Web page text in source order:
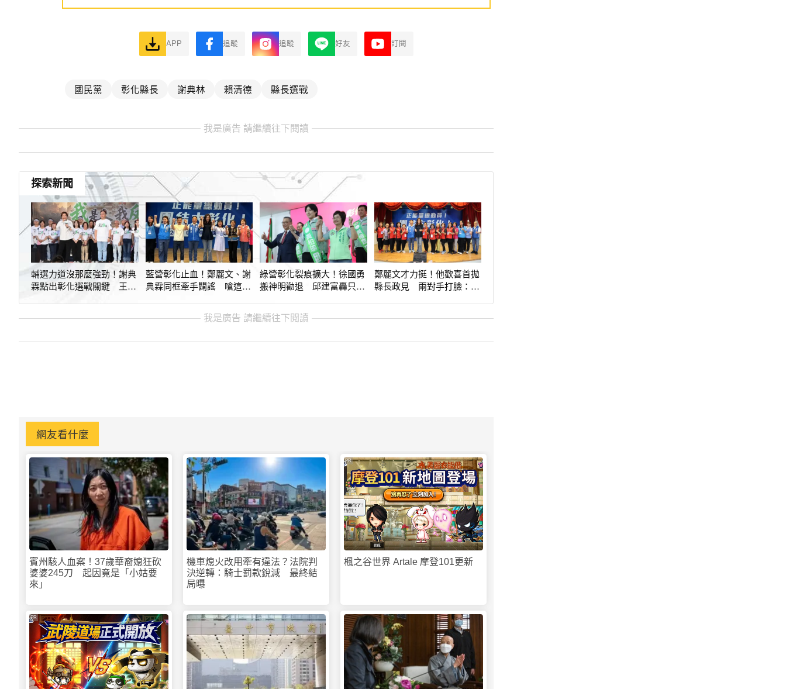
APP 追蹤 追蹤 好友 訂閱
國民黨 彰化縣長 謝典林 賴清德 縣長選戰
我是廣告 請繼續往下閱讀
探索新聞
輔選力道沒那麼強勁！謝典
霖點出彰化選戰關鍵 王惠
藍營彰化止血！鄭麗文、謝
典霖同框牽手闢謠 嗆這事
綠營彰化裂痕擴大！徐國勇
搬神明勸退 邱建富轟只顧
鄭麗文才力挺！他歡喜首拋
縣長政見 兩對手打臉：是
我是廣告 請繼續往下閱讀
網友看什麼
賓州駭人血案！37歲華裔媳狂砍
婆婆245刀 起因竟是「小姑要
來」
機車熄火改用牽有違法？法院判
決逆轉：騎士罰款銳減 最終結
局曝
楓之谷世界 Artale 摩登101更新
PR
PR